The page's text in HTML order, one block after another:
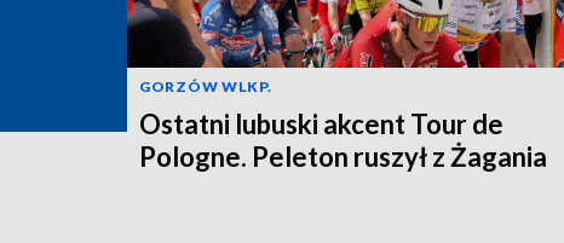
GORZÓW WLKP.
Ostatni lubuski akcent Tour de
Pologne. Peleton ruszył z Żagania